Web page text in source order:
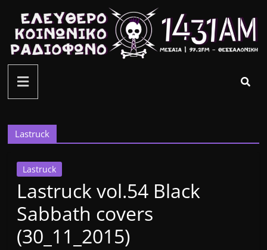
περιεχόμενο
ελεύθερο
κοινωνικό
ραδιόφωνο
1431AM
Lastruck
Lastruck
Lastruck vol.54 Black
Sabbath covers
(30_11_2015)